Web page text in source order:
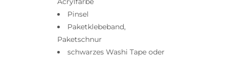
Pinsel
Paketklebeband,
Paketschnur
schwarzes Washi Tape oder